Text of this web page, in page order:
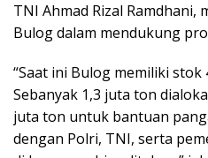
TNI Ahmad Rizal Ramdhani,
Bulog dalam mendukung
“Saat ini Bulog memiliki stok
Sebanyak 1,3 juta ton
juta ton untuk bantuan
dengan Polri, TNI, serta